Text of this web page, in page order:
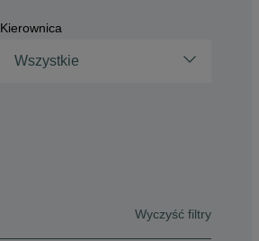
Kierownica
Wszystkie
Wyczyść filtry